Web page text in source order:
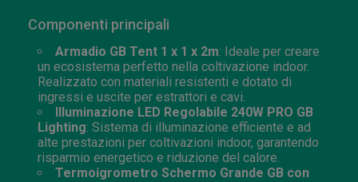
Componenti principali
Armadio GB Tent 1 x 1 x 2m: Ideale per creare
un ecosistema perfetto nella coltivazione indoor.
Realizzato con materiali resistenti e dotato di
ingressi e uscite per estrattori e cavi.
Illuminazione LED Regolabile 240W PRO GB
Lighting: Sistema di illuminazione efficiente e ad
alte prestazioni per coltivazioni indoor, garantendo
risparmio energetico e riduzione del calore.
Termoigrometro Schermo Grande GB con